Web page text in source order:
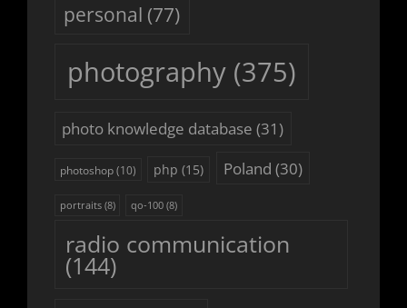
personal (77)
photography(375)
photo knowledge database (31)
photoshop (10) php (15) Poland (30)
portraits(8) qo-100(8)
radio communication
(144)